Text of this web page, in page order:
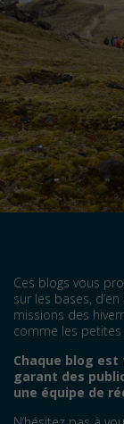
Ces blogs vous
sur les bases,
missions des
comme les
Chaque blog
garant des
une équipe de